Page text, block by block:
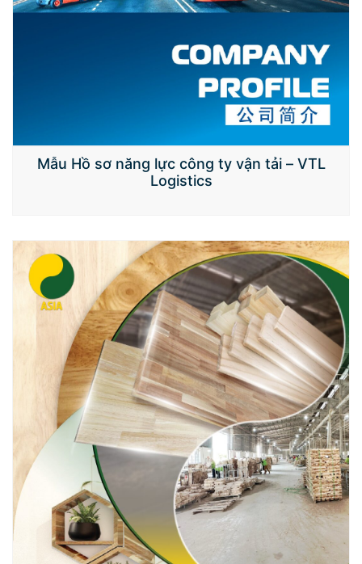
Mẫu Hồ sơ năng lực công ty vận tải – VTL
Logistics